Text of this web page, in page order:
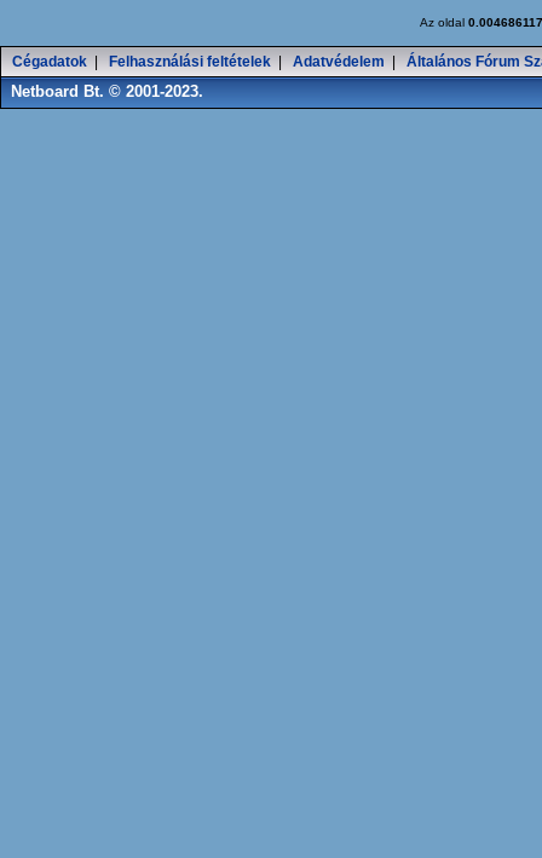
Az oldal
Cégadatok Felhasználási feltételek Adatvédelem Általános Fórum
Netboard Bt. © 2001-2023.